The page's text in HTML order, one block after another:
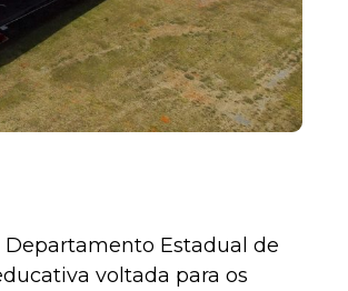
Departamento Estadual de
voltada para os